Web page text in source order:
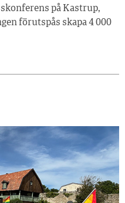
på Kastrup,
förutspås skapa 4 000